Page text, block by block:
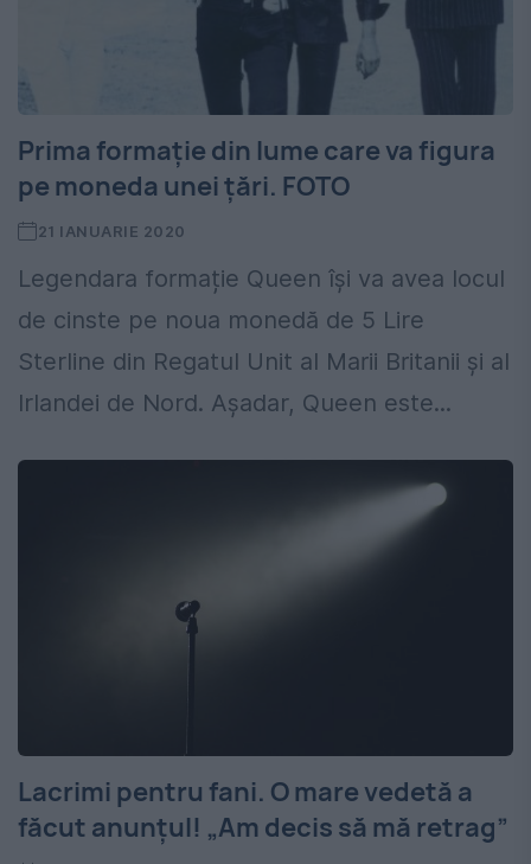
Prima formație din lume care va figura
pe moneda unei țări. FOTO
21 IANUARIE 2020
Legendara formație Queen își va avea locul
de cinste pe noua monedă de 5 Lire
Sterline din Regatul Unit al Marii Britanii și al
Irlandei de Nord. Așadar, Queen este...
Lacrimi pentru fani. O mare vedetă a
făcut anunțul! „Am decis să mă retrag”